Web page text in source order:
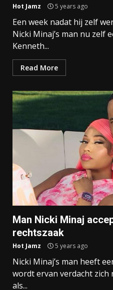
Hot Jamz 5 years ago
Een week nadat hij zelf
Nicki Minaj’s man nu zelf
Kenneth...
Read More
Man Nicki Minaj
rechtszaak
Hot Jamz 5 years ago
Nicki Minaj’s man heeft
wordt ervan verdacht zich
als...